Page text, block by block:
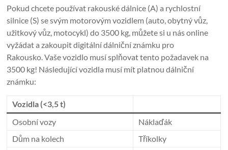
Pokud chcete používat rakouské dálnice (A) a rychlostní
silnice (S) se svým motorovým vozidlem (auto, obytný vůz,
užitkový vůz, motocykl) do 3500 kg, můžete si u nás online
vyžádat a zakoupit digitální dálniční známku pro
Rakousko. Vaše vozidlo musí splňovat tento požadavek na
3500 kg! Následující vozidla musí mít platnou dálniční
známku:
Vozidla (<3,5 t)
Osobní vozy
Náklaďák
Dům na kolech
Tříkolky